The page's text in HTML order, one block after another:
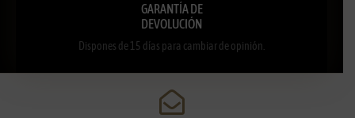
GARANTÍA DE
DEVOLUCIÓN
Dispones de 15 días para cambiar de opinión.